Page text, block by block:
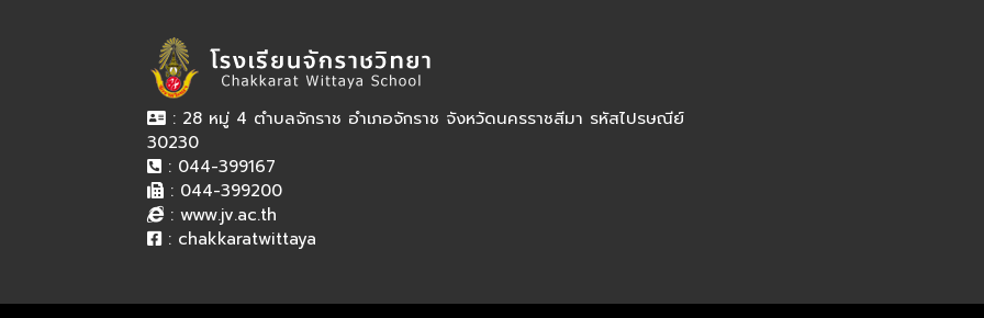
: 28 หมู่ 4 ตำบลจักราช อำเภอจักราช จังหวัดนครราชสีมา รหัสไปรษณีย์
30230
: 044-399167
: 044-399200
: www.jv.ac.th
: chakkaratwittaya